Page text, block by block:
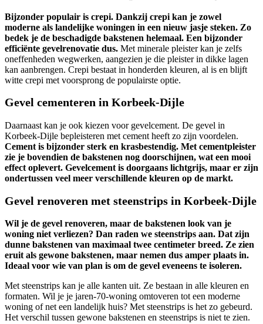
Bijzonder populair is crepi. Dankzij crepi kan je zowel
moderne als landelijke woningen in een nieuw jasje steken. Zo
bedek je de beschadigde bakstenen helemaal. Een bijzonder
efficiënte gevelrenovatie dus. Met minerale pleister kan je zelfs
oneffenheden wegwerken, aangezien je die pleister in dikke lagen
kan aanbrengen. Crepi bestaat in honderden kleuren, al is en blijft
witte crepi met voorsprong de populairste optie.
Gevel cementeren in Korbeek-Dijle
Daarnaast kan je ook kiezen voor gevelcement. De gevel in
Korbeek-Dijle bepleisteren met cement heeft zo zijn voordelen.
Cement is bijzonder sterk en krasbestendig. Met cementpleister
zie je bovendien de bakstenen nog doorschijnen, wat een mooi
effect oplevert. Gevelcement is doorgaans lichtgrijs, maar er zijn
ondertussen veel meer verschillende kleuren op de markt.
Gevel renoveren met steenstrips in Korbeek-Dijle
Wil je de gevel renoveren, maar de bakstenen look van je
woning niet verliezen? Dan raden we steenstrips aan. Dat zijn
dunne bakstenen van maximaal twee centimeter breed. Ze zien
eruit als gewone bakstenen, maar nemen dus amper plaats in.
Ideaal voor wie van plan is om de gevel eveneens te isoleren.
Met steenstrips kan je alle kanten uit. Ze bestaan in alle kleuren en
formaten. Wil je je jaren-70-woning omtoveren tot een moderne
woning of net een landelijk huis? Met steenstrips is het zo gebeurd.
Het verschil tussen gewone bakstenen en steenstrips is niet te zien.